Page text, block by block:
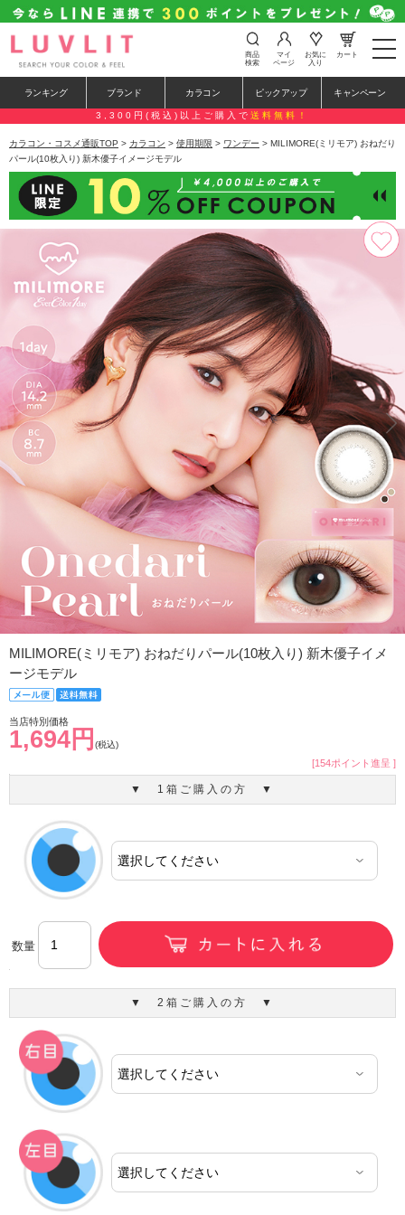
t
o
e
n
a
a
i
o
n
商品
検索
マイ
ページ
お気に
入り
カート
ランキング ブランド カラコン ピックアップ キャンペーン
3,300円(税込)以上ご購入で 送料無料！
カラコン・コスメ通販TOP > カラコン > 使用期限 > ワンデー > MILIMORE(ミリモア) おねだり
パール(10枚入り) 新木優子イメージモデル
MILIMORE(ミリモア) おねだりパール(10枚入り) 新木優子イメ
ージモデル
当店特別価格
1,694円 (税込)
[154ポイント進呈 ]
▼ 1箱ご購入の方 ▼
数量
▼ 2箱ご購入の方 ▼